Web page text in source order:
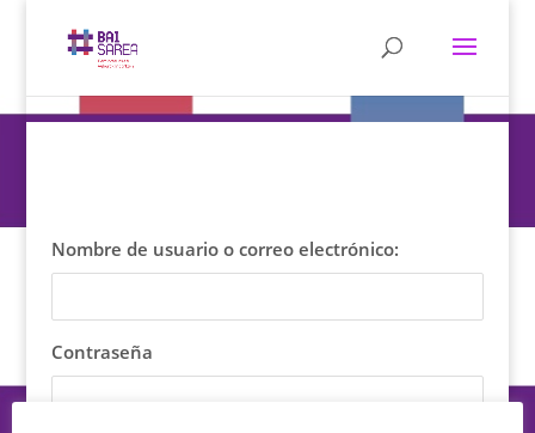
Nombre de usuario o correo electrónico:
Contraseña